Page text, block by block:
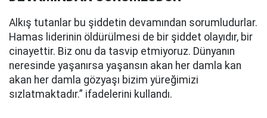
Alkış tutanlar bu şiddetin devamından sorumludurlar.
Hamas liderinin öldürülmesi de bir şiddet olayıdır, bir
cinayettir. Biz onu da tasvip etmiyoruz. Dünyanın
neresinde yaşanırsa yaşansın akan her damla kan
akan her damla gözyaşı bizim yüreğimizi
sızlatmaktadır.” ifadelerini kullandı.